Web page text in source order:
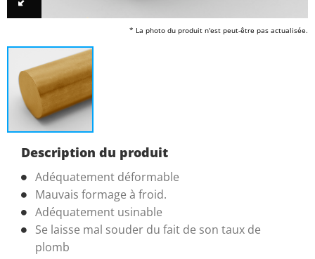
* La photo du produit n'est peut-être pas actualisée.
Description du produit
Adéquatement déformable
Mauvais formage à froid.
Adéquatement usinable
Se laisse mal souder du fait de son taux de
plomb